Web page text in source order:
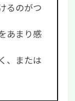
るのがつ
あまり感
、または